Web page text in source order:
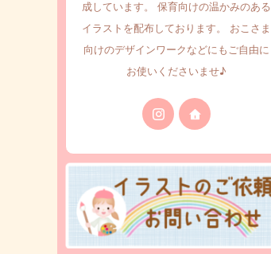
成しています。 保育向けの温かみのある
イラストを配布しております。 おこさま
向けのデザインワークなどにもご自由に
お使いくださいませ♪